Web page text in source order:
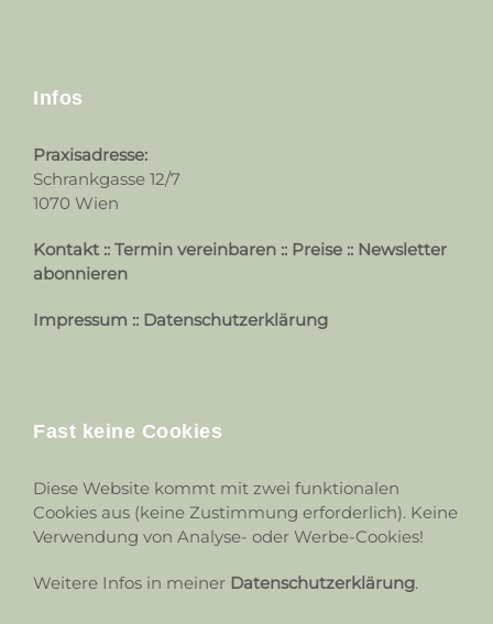
Infos
Praxisadresse:
Schrankgasse 12/7
1070 Wien
Kontakt :: Termin vereinbaren :: Preise :: Newsletter
abonnieren
Impressum :: Datenschutzerklärung
Fast keine Cookies
Diese Website kommt mit zwei funktionalen
Cookies aus (keine Zustimmung erforderlich). Keine
Verwendung von Analyse- oder Werbe-Cookies!
Weitere Infos in meiner Datenschutzerklärung.